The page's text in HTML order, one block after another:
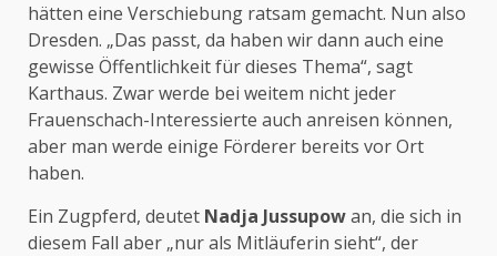
hätten eine Verschiebung ratsam gemacht. Nun also
Dresden. „Das passt, da haben wir dann auch eine
gewisse Öffentlichkeit für dieses Thema“, sagt
Karthaus. Zwar werde bei weitem nicht jeder
Frauenschach-Interessierte auch anreisen können,
aber man werde einige Förderer bereits vor Ort
haben.
Ein Zugpferd, deutet Nadja Jussupowan, die sich in
diesem Fall aber „nur als Mitläuferin sieht“, der